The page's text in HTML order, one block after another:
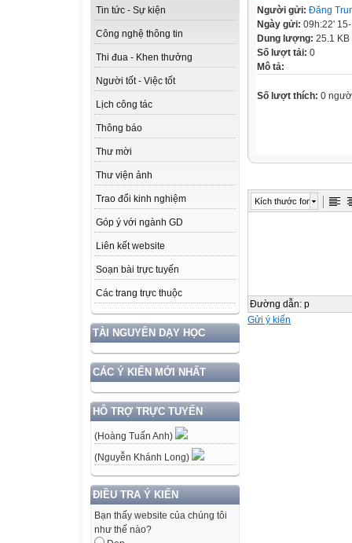
Tin tức - Sự kiện
Công nghệ thông tin
Thi đua - Khen thưởng
Người tốt - Việc tốt
Lịch công tác
Thông báo
Thư mời
Thư viện ảnh
Trao đổi kinh nghiệm
Góp ý với ngành GD
Liên kết website
Soạn bài trực tuyến
Các trang trực thuộc
TÀI NGUYÊN DẠY HỌC
CÁC Ý KIẾN MỚI NHẤT
HỖ TRỢ TRỰC TUYẾN
(Hoàng Tuấn Anh)
(Nguyễn Khánh Long)
ĐIỀU TRA Ý KIẾN
Bạn thấy website của chúng tôi
như thế nào?
Người gửi: Đăng
Ngày gửi: 09h:22'
Dung lượng: 25.1 KB
Số lượt tải: 0
Mô tả:
Số lượt thích: 0
Kích thước font
Đường dẫn: p
Gửi ý kiến